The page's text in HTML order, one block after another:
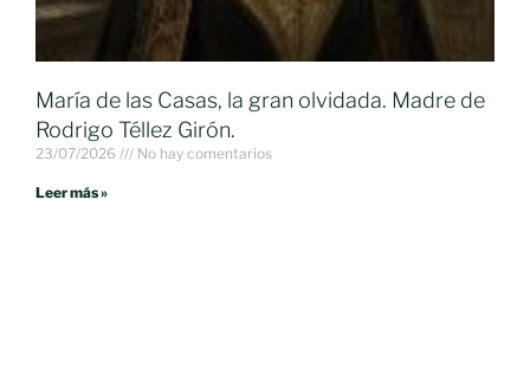
María de las Casas, la gran olvidada. Madre de
Rodrigo Téllez Girón.
23/07/2026 No hay comentarios
Leer más »